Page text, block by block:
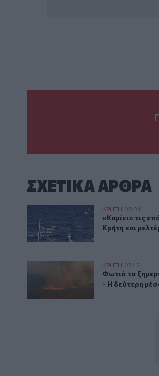
ΣΧΕΤΙΚA AΡΘΡΑ
Καιρός: «Καμίνι» τις επόμενες
ΚΡΗΤΗ 08:34
«Καμίνι» τις
«Καμίνι» τις
Κρήτη και
Λασίθι: Φωτιά τα ξημερώματα στη
ΚΡΗΤΗ 07:45
Φωτιά τα
Φωτιά τα
- Η δεύτερη